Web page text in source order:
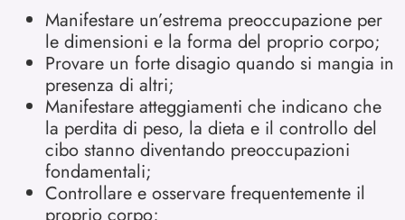
Manifestare un’estrema preoccupazione per
le dimensioni e la forma del proprio corpo;
Provare un forte disagio quando si mangia in
presenza di altri;
Manifestare atteggiamenti che indicano che
la perdita di peso, la dieta e il controllo del
cibo stanno diventando preoccupazioni
fondamentali;
Controllare e osservare frequentemente il